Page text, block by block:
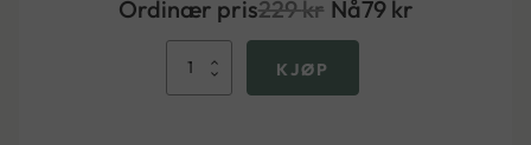
Ordinær pris229kr Nå79 kr
Fruene
KJØP